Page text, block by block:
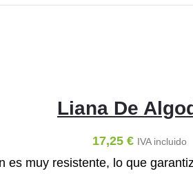
Liana De
17,25 € IVA incluido
es muy resistente, lo que